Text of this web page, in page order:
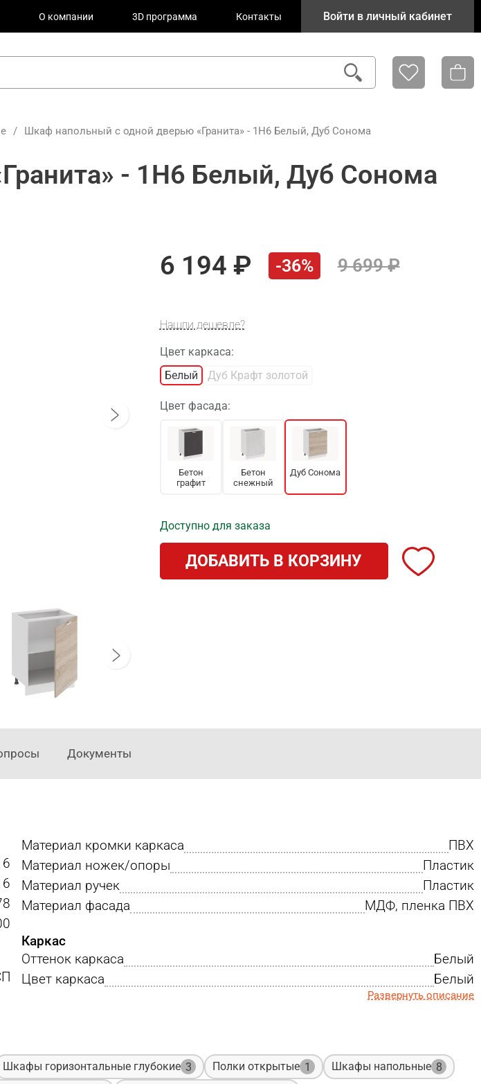
О компании 3D программа Контакты Войти в личный кабинет
/ Шкаф напольный с одной дверью «Гранита» - 1Н6 Белый, Дуб Сонома
- 1Н6 Белый, Дуб Сонома
6 194 -36% 9 699
Нашли дешевле?
Цвет каркаса:
Белый
Дуб Крафт золотой
Цвет фасада:
Бетон
графит
Бетон
снежный
Дуб Сонома
Доступно для заказа
ДОБАВИТЬ В КОРЗИНУ
Документы
Материал кромки каркаса
ПВХ
Материал ножек/опоры
Пластик
Материал ручек
Пластик
Материал фасада
МДФ, пленка ПВХ
Каркас
Оттенок каркаса
Белый
Цвет каркаса
Белый
Развернуть описание
Шкафы горизонтальные глубокие 3 Полки открытые 1 Шкафы напольные 8